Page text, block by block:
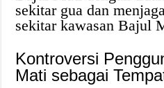
sekitar gua dan
sekitar kawasan Bajul
Kontroversi
Mati sebagai